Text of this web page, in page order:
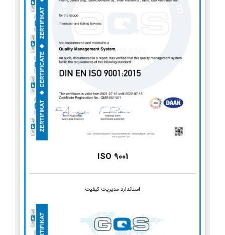
ISO 9001
استاندارد مدیریت کیفیت